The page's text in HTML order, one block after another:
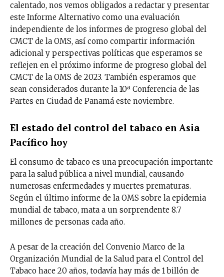
No te pierdas de las
últimas noticias
Suscríbete a nuestro boletín diario y
recibe todas las noticias del vapeo y la
reducción de daños en tu correo
electrónico.
Subscribe to our daily clipping and
receive all the news of vaping and
tobacco harm reduction in your email.
calentado, nos vemos obligados a redactar y presentar
este Informe Alternativo como una evaluación
independiente de los informes de progreso global del
CMCT de la OMS, así como compartir información
adicional y perspectivas políticas que esperamos se
reflejen en el próximo informe de progreso global del
CMCT de la OMS de 2023. También esperamos que
sean considerados durante la 10ª Conferencia de las
Partes en Ciudad de Panamá este noviembre.
El estado del control del tabaco en Asia
Pacífico hoy
El consumo de tabaco es una preocupación importante
para la salud pública a nivel mundial, causando
numerosas enfermedades y muertes prematuras.
Según el último informe de la OMS sobre la epidemia
mundial de tabaco, mata a un sorprendente 8.7
millones de personas cada año.
A pesar de la creación del Convenio Marco de la
Organización Mundial de la Salud para el Control del
Tabaco hace 20 años, todavía hay más de 1 billón de